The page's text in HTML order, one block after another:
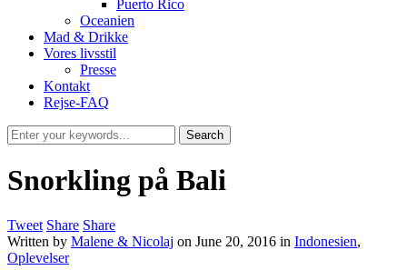
Puerto Rico
Oceanien
Mad & Drikke
Vores livsstil
Presse
Kontakt
Rejse-FAQ
Snorkling på Bali
Tweet Share Share
Written by Malene & Nicolaj on June 20, 2016 in Indonesien,
Oplevelser